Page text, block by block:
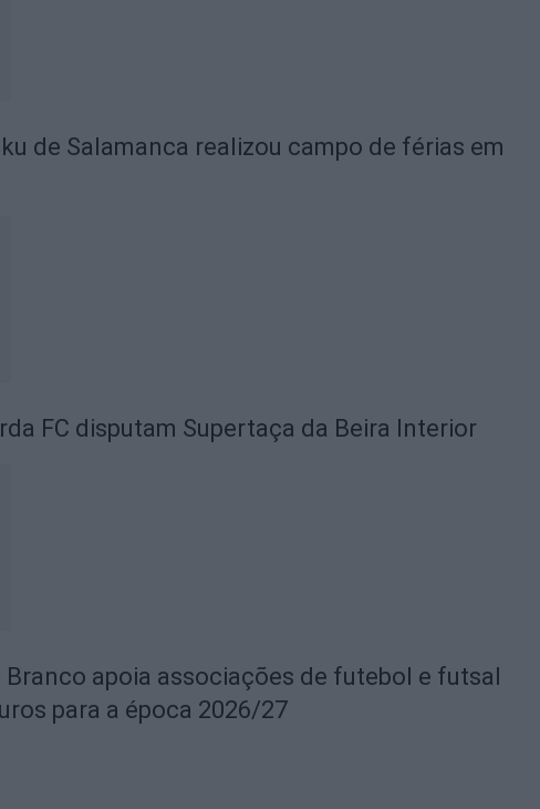
de Salamanca realizou campo de férias em
FC disputam Supertaça da Beira Interior
apoia associações de futebol e futsal
para a época 2026/27